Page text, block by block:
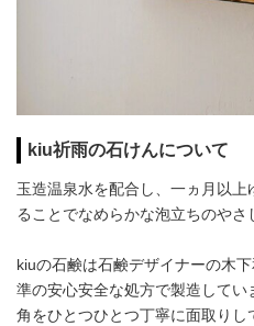
kiu祈雨の石けんについて
玉造温泉水を配合し、一ヵ月以
ることでなめらかな泡立ちのやさ
kiuの石鹸は石鹸デザイナーの木
準の安心安全な処方で製造してい
角をひとつひとつ丁寧に面取り